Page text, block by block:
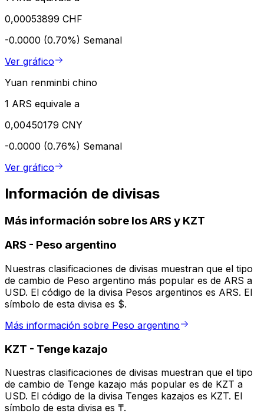
0,00053899 CHF
-0.0000 (0.70%) Semanal
Ver gráfico
Yuan renminbi chino
1 ARS equivale a
0,00450179 CNY
-0.0000 (0.76%) Semanal
Ver gráfico
Información de divisas
Más información sobre los ARS y KZT
ARS - Peso argentino
Nuestras clasificaciones de divisas muestran que el tipo
de cambio de Peso argentino más popular es de ARS a
USD. El código de la divisa Pesos argentinos es ARS. El
símbolo de esta divisa es $.
Más información sobre Peso argentino
KZT - Tenge kazajo
Nuestras clasificaciones de divisas muestran que el tipo
de cambio de Tenge kazajo más popular es de KZT a
USD. El código de la divisa Tenges kazajos es KZT. El
símbolo de esta divisa es ₸.